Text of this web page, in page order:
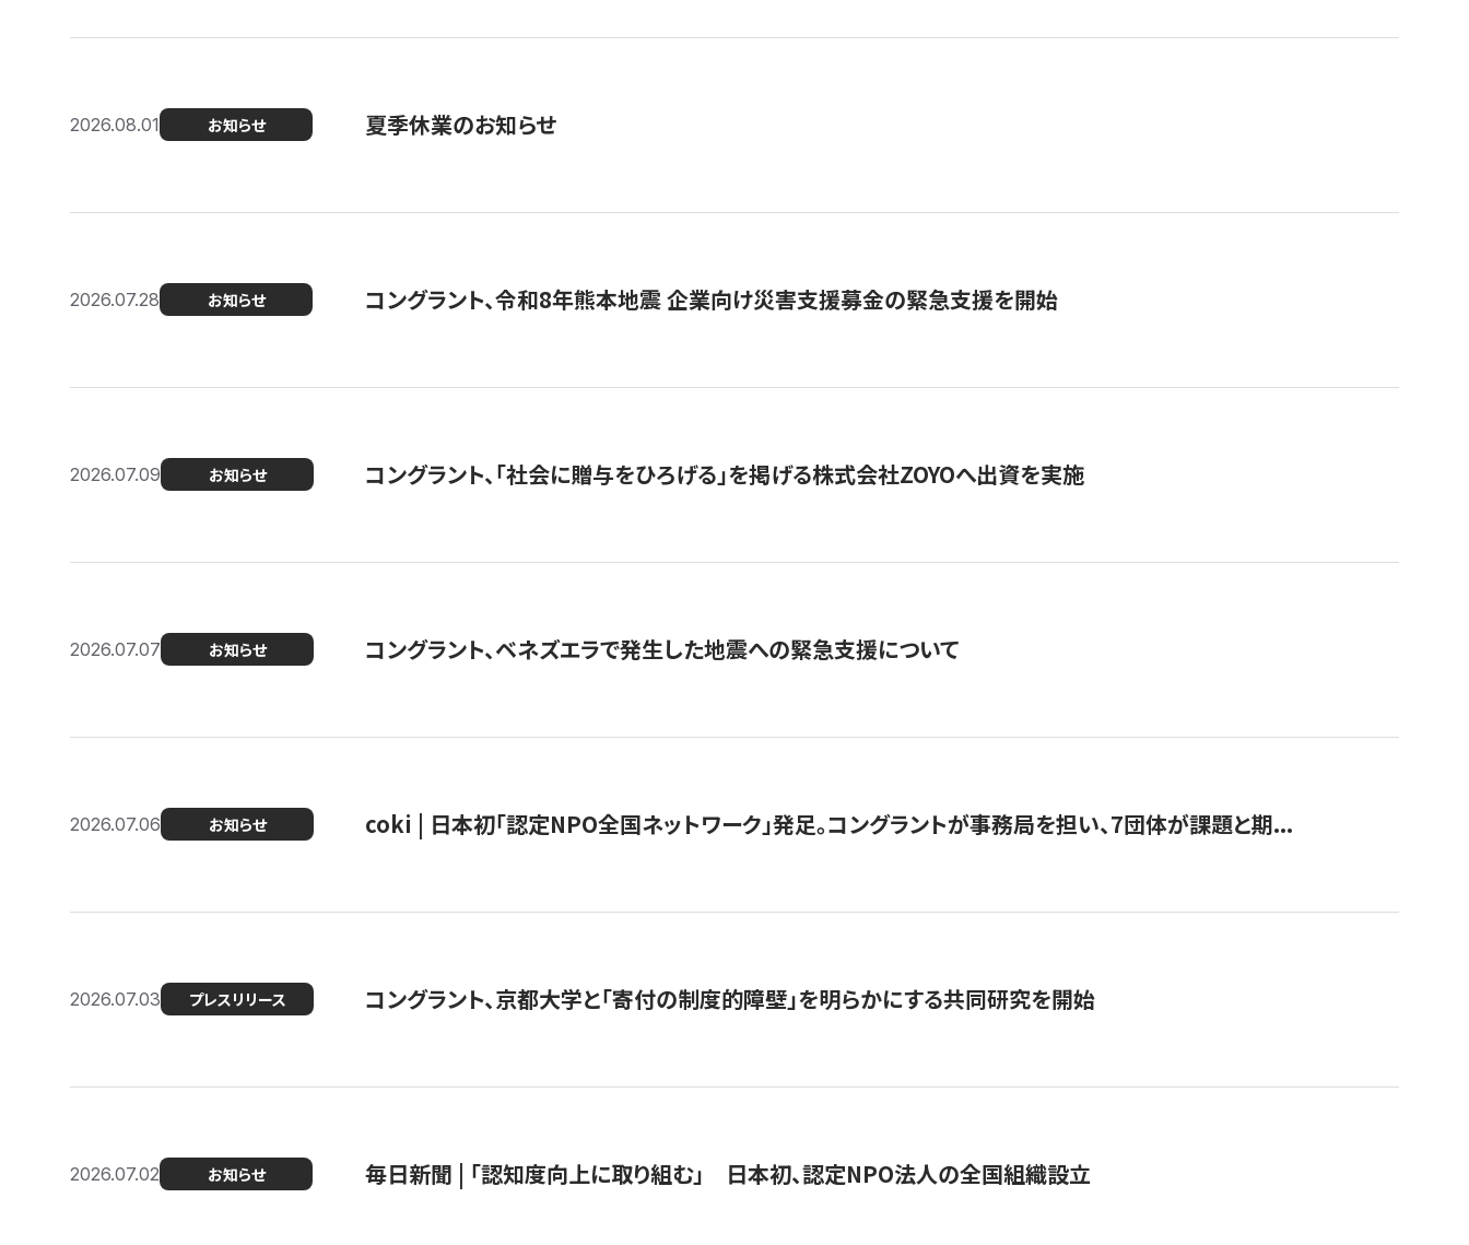
2026.08.01 お知らせ 夏季休業のお知らせ
2026.07.28 お知らせ コングラント、令和8年熊本地震 企業向け災害支援募金の緊急支援を開始
2026.07.09 お知らせ コングラント、「社会に贈与をひろげる」を掲げる株式会社ZOYOへ出資を実施
2026.07.07 お知らせ コングラント、ベネズエラで発生した地震への緊急支援について
2026.07.06 お知らせ coki | 日本初「認定NPO全国ネットワーク」発足。コングラントが事務局を担い、7団体が課題と期...
2026.07.03 プレスリリース コングラント、京都大学と「寄付の制度的障壁」を明らかにする共同研究を開始
2026.07.02 お知らせ 毎日新聞 | 「認知度向上に取り組む」 日本初、認定NPO法人の全国組織設立